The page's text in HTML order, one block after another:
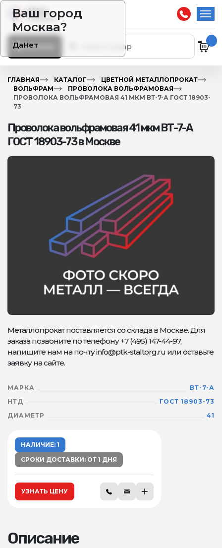
Ваш город
Москва?
ДаНет
Каталог
ГЛАВНАЯ КАТАЛОГ
ЦВЕТНОЙ МЕТАЛЛОПРОКАТ
ВОЛЬФРАМ
ПРОВОЛОКА ВОЛЬФРАМОВАЯ
ПРОВОЛОКА ВОЛЬФРАМОВАЯ 41 МКМ ВТ-7-А ГОСТ 18903-
73
Проволока вольфрамовая 41 мкм ВТ-7-А
ГОСТ 18903-73 в Москве
Металлопрокат поставляется со склада в Москве. Для
заказа позвоните по телефону +7 (495) 147-44-97,
напишите нам на почту info@ptk-staltorg.ru или оставьте
заявку на сайте.
МАРКА
ВТ-7-А
НТД
ГОСТ 18903-73
ДИАМЕТР
41
НАЛИЧИЕ: 1
СРОКИ ДОСТАВКИ: ОТ 1 ДНЯ
УЗНАТЬ ЦЕНУ
Описание